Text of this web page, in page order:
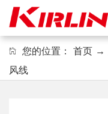
您的位置： 首页 →
风线